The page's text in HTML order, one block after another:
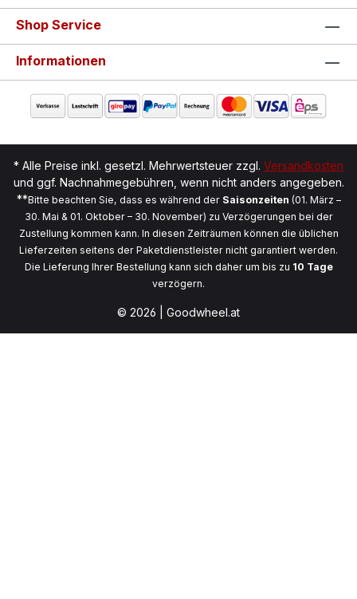
Shop Service
Informationen
* Alle Preise inkl. gesetzl. Mehrwertsteuer zzgl. Versandkosten
und ggf. Nachnahmegebühren, wenn nicht anders angegeben.
**Bitte beachten Sie, dass es während der Saisonzeiten (01. März –
30. Mai & 01. Oktober – 30. November) zu Verzögerungen bei der
Zustellung kommen kann. In diesen Zeiträumen können die üblichen
Lieferzeiten seitens der Paketdienstleister nicht garantiert werden.
Die Lieferung Ihrer Bestellung kann sich daher um bis zu 10 Tage
verzögern.
© 2026 | Goodwheel.at